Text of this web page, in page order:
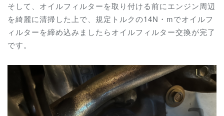
そして、オイルフィルターを取り付ける前にエンジン周辺
を綺麗に清掃した上で、規定トルクの14N・mでオイルフ
ィルターを締め込みましたらオイルフィルター交換が完了
です。